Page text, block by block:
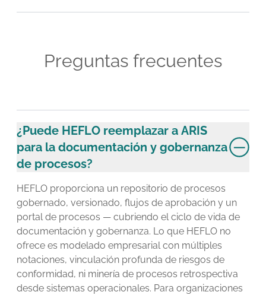
Preguntas frecuentes
¿Puede HEFLO reemplazar a ARIS
para la documentación y gobernanza
de procesos?
HEFLO proporciona un repositorio de procesos
gobernado, versionado, flujos de aprobación y un
portal de procesos — cubriendo el ciclo de vida de
documentación y gobernanza. Lo que HEFLO no
ofrece es modelado empresarial con múltiples
notaciones, vinculación profunda de riesgos de
conformidad, ni minería de procesos retrospectiva
desde sistemas operacionales. Para organizaciones